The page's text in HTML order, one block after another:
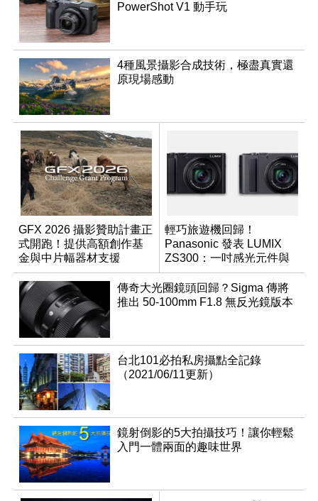
PowerShot V1 動手玩
4種風景攝影合成技術，極盡真實還
原現場感動
GFX 2026 攝影贊助計畫正
式開跑！提供高額創作基
金與中片幅器材支援
輕巧旅遊機回歸！
Panasonic 發表 LUMIX
ZS300：一吋感光元件與
15 倍光學變焦
傳奇大光圈鏡頭回歸？Sigma 傳將
推出 50-100mm F1.8 無反光鏡版本
台北101必拍私房攝點全記錄
（2021/06/11更新）
鏡射倒影的5大拍攝技巧！讓你輕鬆
入門一體兩面的趣味世界